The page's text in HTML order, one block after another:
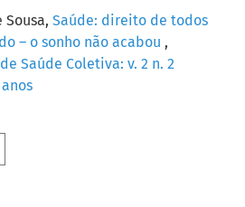
Sousa, Saúde: direito de todos
– o sonho não acabou ,
Saúde Coletiva: v. 2 n. 2